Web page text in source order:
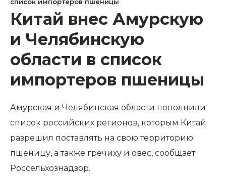
Китай внес Амурскую
и Челябинскую
области в список
импортеров пшеницы
Амурская и Челябинская области пополнили
список российских регионов, которым Китай
разрешил поставлять на свою территорию
пшеницу, а также гречиху и овес, сообщает
Россельхознадзор.